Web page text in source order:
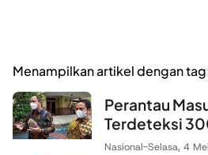
Menampilkan artikel dengan
Perantau
Terdeteksi
Nasional-Selasa, 4